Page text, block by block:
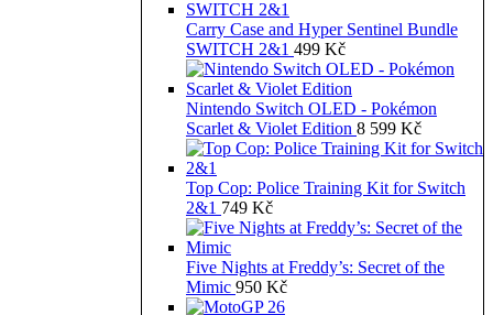
Carry Case and Hyper Sentinel Bundle
SWITCH 2&1 499 Kč
Nintendo Switch OLED - Pokémon
Scarlet & Violet Edition 8 599 Kč
Top Cop: Police Training Kit for Switch
2&1 749 Kč
Five Nights at Freddy’s: Secret of the
Mimic 950 Kč